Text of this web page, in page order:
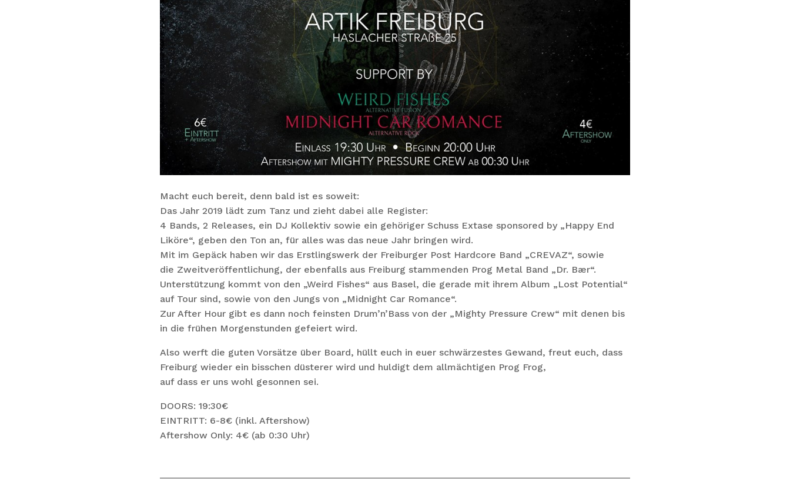
Macht euch bereit, denn bald ist es soweit:
Das Jahr 2019 lädt zum Tanz und zieht dabei alle Register:
4 Bands, 2 Releases, ein DJ Kollektiv sowie ein gehöriger Schuss Extase sponsored by „Happy End
Liköre“, geben den Ton an, für alles was das neue Jahr bringen wird.
Mit im Gepäck haben wir das Erstlingswerk der Freiburger Post Hardcore Band „CREVAZ“, sowie
die Zweitveröffentlichung, der ebenfalls aus Freiburg stammenden Prog Metal Band „Dr. Bær“.
Unterstützung kommt von den „Weird Fishes“ aus Basel, die gerade mit ihrem Album „Lost Potential“
auf Tour sind, sowie von den Jungs von „Midnight Car Romance“.
Zur After Hour gibt es dann noch feinsten Drum’n’Bass von der „Mighty Pressure Crew“ mit denen bis
in die frühen Morgenstunden gefeiert wird.
Also werft die guten Vorsätze über Board, hüllt euch in euer schwärzestes Gewand, freut euch, dass
Freiburg wieder ein bisschen düsterer wird und huldigt dem allmächtigen Prog Frog,
auf dass er uns wohl gesonnen sei.
DOORS: 19:30€
EINTRITT: 6-8€ (inkl. Aftershow)
Aftershow Only: 4€ (ab 0:30 Uhr)